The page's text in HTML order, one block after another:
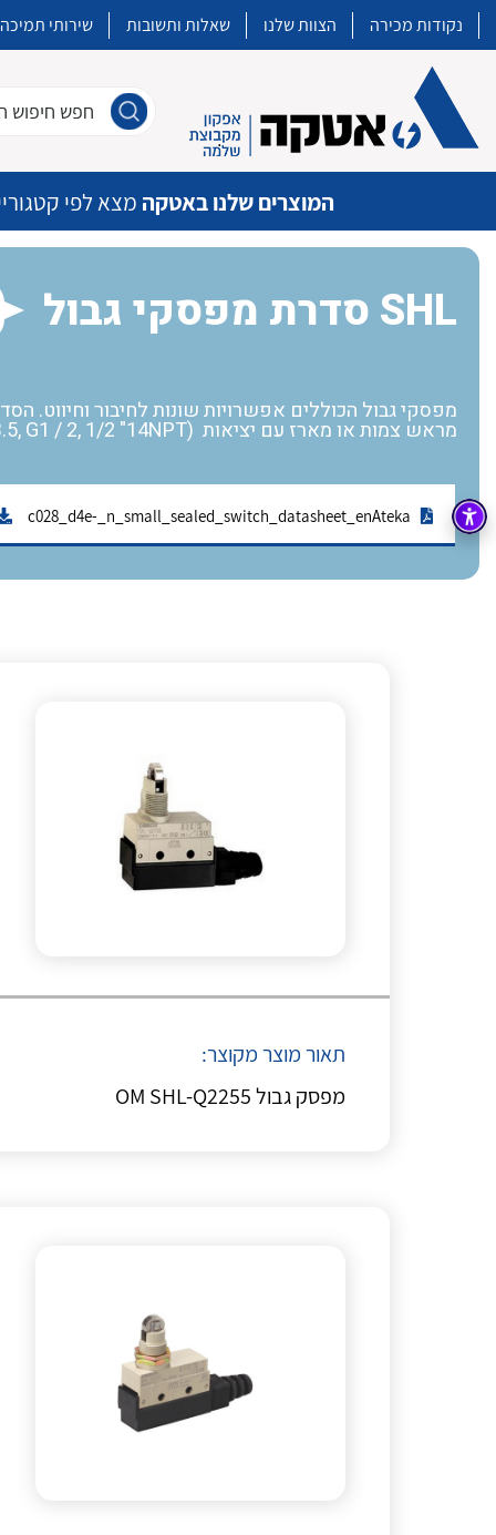
נקודות מכירה הצוות שלנו שאלות ותשובות שירותי תמיכה
חפש חיפוש
המוצרים שלנו באטקה מצא לפי
איכות | שרות | זמינות
מיתוג, בקרה , ואינסטלציה חשמלית ופעילה ב7 תחומים:
חשמל מיתוג ואינסטלציה חשמלית
בקרה
זיווד קופסאות וארונות לחשמל, בקרה ואלקטרוניקה
סדרת מפסקי גבול SHL
מראש צמות או מארז עם יציאות (PG13.5, G1 / 2, 1/2 "14NPT), ומגעים להלחמה.
c028_d4e-_n_small_sealed_switch_datasheet_enAteka
תאור מוצר מקוצר:
מפסק גבול OM SHL-Q2255